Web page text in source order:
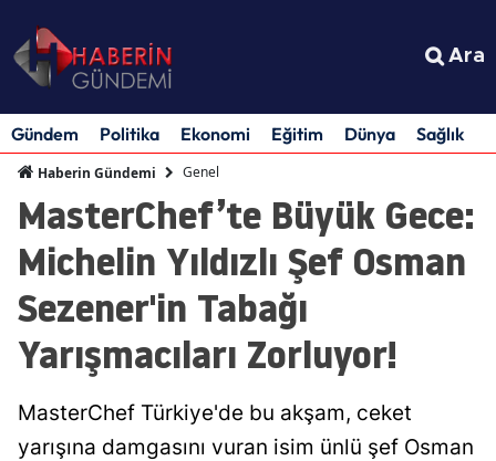
Ara
Gündem Politika Ekonomi Eğitim Dünya Sağlık
Haberin Gündemi Genel
MasterChef’te Büyük Gece:
Michelin Yıldızlı Şef Osman
Sezener'in Tabağı
Yarışmacıları Zorluyor!
MasterChef Türkiye'de bu akşam, ceket
yarışına damgasını vuran isim ünlü şef Osman